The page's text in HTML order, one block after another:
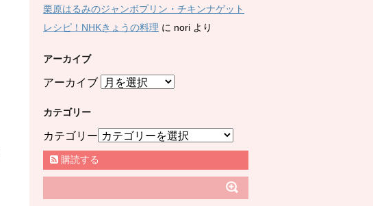
栗原はるみのジャンボプリン・チキンナゲット
レシピ！NHKきょうの料理 に nori より
アーカイブ
アーカイブ
カテゴリー
カテゴリー
購読する